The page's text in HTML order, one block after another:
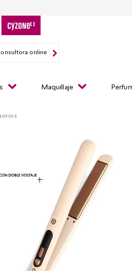
online
Maquillaje